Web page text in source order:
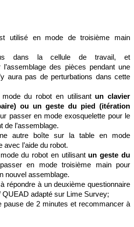
utilisé en mode de troisième main
dans la cellule de travail, et
l’assemblage des pièces pendant une
aura pas de perturbations dans cette
du robot en utilisant un clavier
ou un geste du pied
(itération
passer en mode exosquelette pour le
de l’assemblage.
autre boîte sur la table en mode
avec l’aide du robot.
du robot en utilisant un geste du
en mode troisième main pour
nouvel assemblage.
répondre à un deuxième questionnaire
QUEAD adapté sur Lime Survey;
pause de 2 minutes et recommancer à